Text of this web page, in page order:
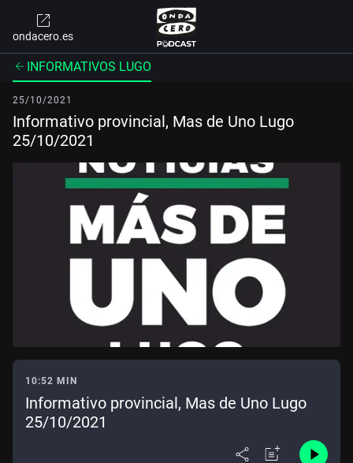
ondacero.es
INFORMATIVOS LUGO
25/10/2021
Informativo provincial, Mas de Uno Lugo
25/10/2021
10:52 MIN
Informativo provincial, Mas de Uno Lugo
25/10/2021